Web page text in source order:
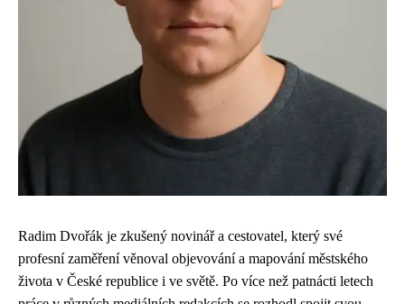
Radim Dvořák je zkušený novinář a cestovatel, který své
profesní zaměření věnoval objevování a mapování městského
života v České republice i ve světě. Po více než patnácti letech